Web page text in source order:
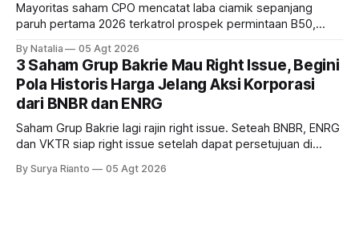
Mayoritas saham CPO mencatat laba ciamik sepanjang
paruh pertama 2026 terkatrol prospek permintaan B50,
diprediksi semakin terlihat mendekati 2027. Kira-kira gimana
prospeknya? apakah masih menarik dilirik sektor ini?
By Natalia 05 Agt 2026
3 Saham Grup Bakrie Mau Right Issue, Begini
Pola Historis Harga Jelang Aksi Korporasi
dari BNBR dan ENRG
Saham Grup Bakrie lagi rajin right issue. Seteah BNBR, ENRG
dan VKTR siap right issue setelah dapat persetujuan di
pola saham Grup Bakrie jelang right issue
By Surya Rianto 05 Agt 2026